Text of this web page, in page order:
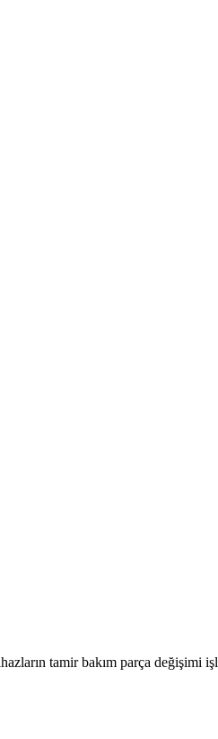
tamir bakım parça değişimi